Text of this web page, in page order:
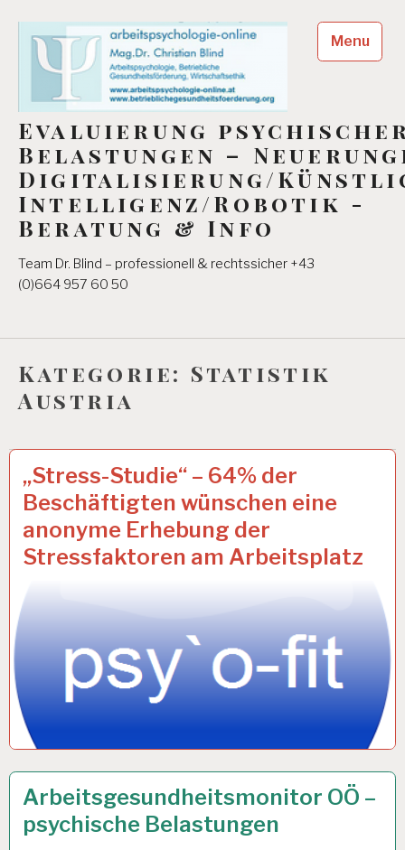
content
Evaluierung
Belastungen –
Digitalisierung/
Intelligenz/Robotik -
Beratung & Info
Team Dr. Blind – professionell & rechtssicher +43
(0)664 957 60 50
Menu
Kategorie: Statistik
Austria
ALLIANZ
VERSICHERUNG…
„Stress-Studie“ – 64% der
Beschäftigten wünschen eine
anonyme Erhebung der
Stressfaktoren am Arbeitsplatz
23 FEB. 2017
ARBEIT
UND
GESUNDHEIT…
Arbeitsgesundheitsmonitor OÖ –
psychische Belastungen
7 JAN. 2016